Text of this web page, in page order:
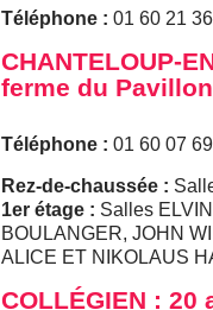
Téléphone : 01 60 21
CHANTELOUP-
ferme du Pavillon
Téléphone : 01 60 07
Rez-de-chaussée :
1er étage : Salles
BOULANGER, JOHN
ALICE ET NIKOLAUS
COLLÉGIEN :